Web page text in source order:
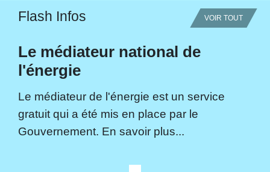
Flash Infos VOIR TOUT
Le médiateur national de
l'énergie
Le médiateur de l'énergie est un service
gratuit qui a été mis en place par le
Gouvernement. En savoir plus...